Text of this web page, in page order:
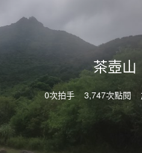
茶壺山
0次拍手 3,747次點閱